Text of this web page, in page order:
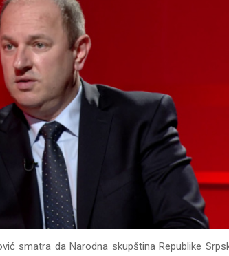
smatra da Narodna skupština Republike